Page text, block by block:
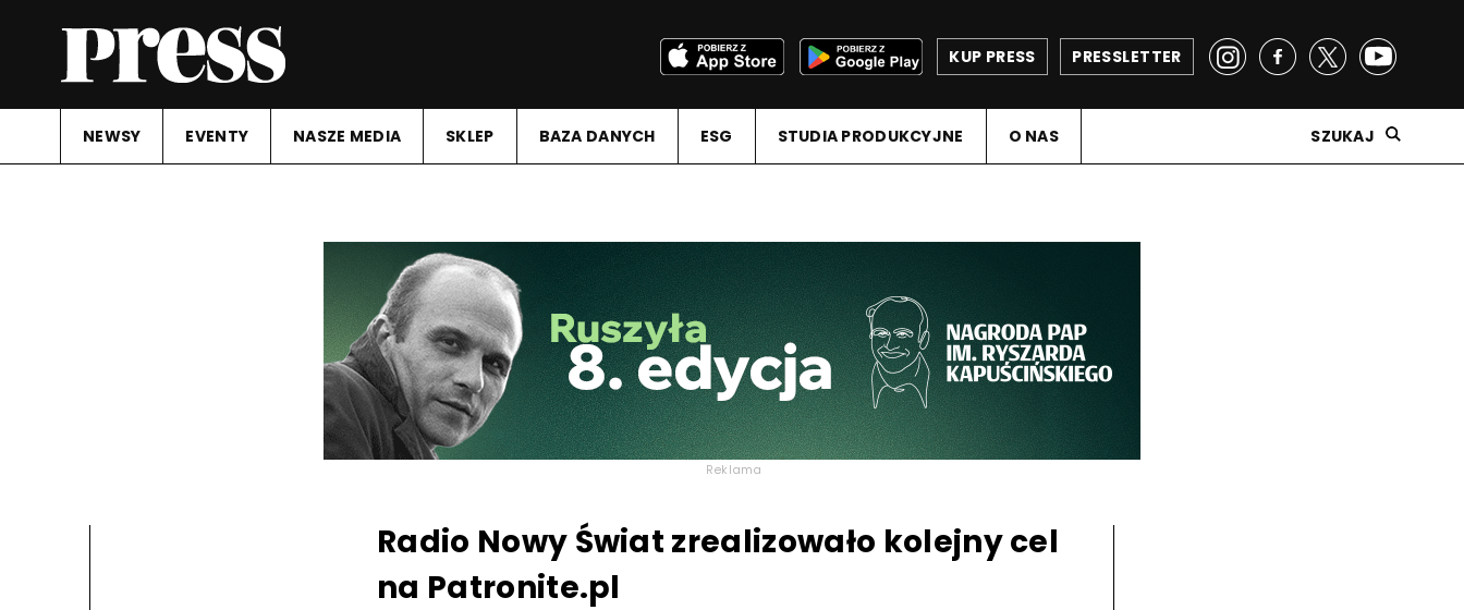
PRESSLETTER
KUP PRESS
NEWSY EVENTY NASZE MEDIA SKLEP BAZA DANYCH ESG STUDIA PRODUKCYJNE O NAS SZUKAJ
Reklama
Radio Nowy Świat zrealizowało kolejny cel
na Patronite.pl